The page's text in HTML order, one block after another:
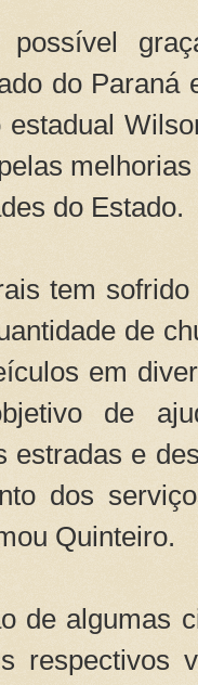
do Paraná
estadual
do Estado.
tem
de
em
de
estradas e
dos
Quinteiro.
de algumas
respectivos